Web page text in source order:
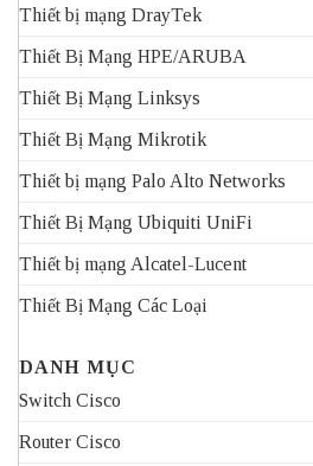
Thiết bị mạng DrayTek
Thiết Bị Mạng HPE/ARUBA
Thiết Bị Mạng Linksys
Thiết Bị Mạng Mikrotik
Thiết bị mạng Palo Alto Networks
Thiết Bị Mạng Ubiquiti UniFi
Thiết bị mạng Alcatel-Lucent
Thiết Bị Mạng Các Loại
DANH MỤC
Switch Cisco
Router Cisco